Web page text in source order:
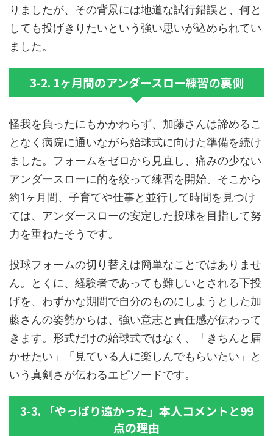
りましたが、その背景には地道な試行錯誤と、何と
しても投げきりたいという強い思いが込められてい
ました。
3-2. 1ヶ月間のアンダースロー練習の裏側
怪我を負ったにもかかわらず、加藤さんは諦めるこ
となく病院に通いながら始球式に向けた準備を続け
ました。フォームをゼロから見直し、痛みの少ない
アンダースローに的を絞って練習を開始。そこから
約1ヶ月間、子育てや仕事と並行して時間を見つけ
ては、アンダースローの安定した投球を目指して努
力を重ねたそうです。
投球フォームの切り替えは簡単なことではありませ
ん。とくに、経験者であっても難しいとされる下投
げを、わずかな期間で自分のものにしようとした加
藤さんの姿勢からは、強い意志と責任感が伝わって
きます。形式だけの始球式ではなく、「きちんと届
かせたい」「見ている人に楽しんでもらいたい」と
いう真剣さが伝わるエピソードです。
3-3. 「やっぱり遠かった」本人コメントと99
点の理由